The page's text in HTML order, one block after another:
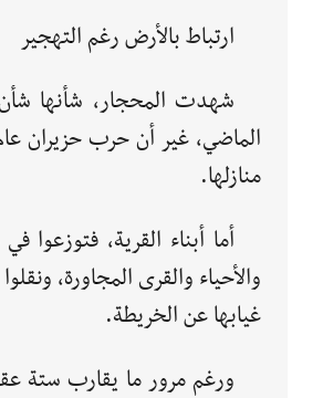
ارتباط بالأرض رغم التهجير
شهدت المحجار، شأنها شأن
منازلها.
أما أبناء القرية،
والأحياء والقرى المجاورة،
غيابها عن الخريطة.
ورغم مرور ما يقارب ستة